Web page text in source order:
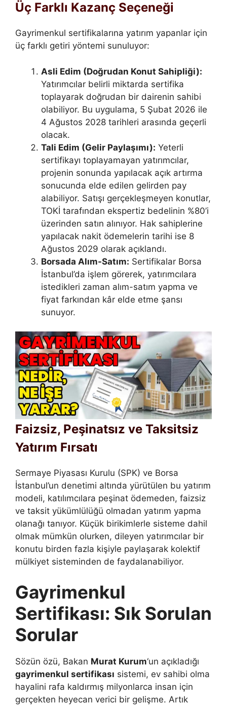
Üç Farklı Kazanç Seçeneği
Gayrimenkul sertifikalarına yatırım yapanlar için
üç farklı getiri yöntemi sunuluyor:
Asli Edim (Doğrudan Konut Sahipliği):
Yatırımcılar belirli miktarda sertifika
toplayarak doğrudan bir dairenin sahibi
olabiliyor. Bu uygulama, 5 Şubat 2026 ile
4 Ağustos 2028 tarihleri arasında geçerli
olacak.
Tali Edim (Gelir Paylaşımı): Yeterli
sertifikayı toplayamayan yatırımcılar,
projenin sonunda yapılacak açık artırma
sonucunda elde edilen gelirden pay
alabiliyor. Satışı gerçekleşmeyen konutlar,
TOKİ tarafından ekspertiz bedelinin %80’i
üzerinden satın alınıyor. Hak sahiplerine
yapılacak nakit ödemelerin tarihi ise 8
Ağustos 2029 olarak açıklandı.
Borsada Alım-Satım: Sertifikalar Borsa
İstanbul’da işlem görerek, yatırımcılara
istedikleri zaman alım-satım yapma ve
fiyat farkından kâr elde etme şansı
sunuyor.
Faizsiz, Peşinatsız ve Taksitsiz
Yatırım Fırsatı
Sermaye Piyasası Kurulu (SPK) ve Borsa
İstanbul’un denetimi altında yürütülen bu yatırım
modeli, katılımcılara peşinat ödemeden, faizsiz
ve taksit yükümlülüğü olmadan yatırım yapma
olanağı tanıyor. Küçük birikimlerle sisteme dahil
olmak mümkün olurken, dileyen yatırımcılar bir
konutu birden fazla kişiyle paylaşarak kolektif
mülkiyet sisteminden de faydalanabiliyor.
Gayrimenkul
Sertifikası: Sık Sorulan
Sorular
Sözün özü, Bakan Murat Kurum‘un açıkladığı
gayrimenkul sertifikası sistemi, ev sahibi olma
hayalini rafa kaldırmış milyonlarca insan için
gerçekten heyecan verici bir gelişme. Artık